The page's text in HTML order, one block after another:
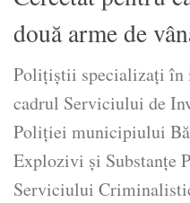
două arme de
Poliţiştii specializaţi în
cadrul Serviciului de
Poliţiei municipiului
Explozivi şi Substanţe
Serviciului